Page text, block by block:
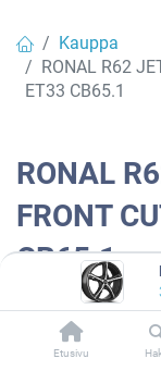
Etusivu
Kauppa
RONAL R62
ET33 CB65.1
RONAL
FRONT
CB65.1
Tällä tuotteella